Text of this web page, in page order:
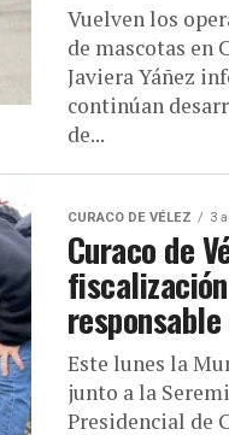
Vuelven los
de mascotas en
Javiera Yáñez
continúan
de...
CURACO DE VÉLEZ 3
Curaco de
Este lunes la
junto a la
Presidencial de